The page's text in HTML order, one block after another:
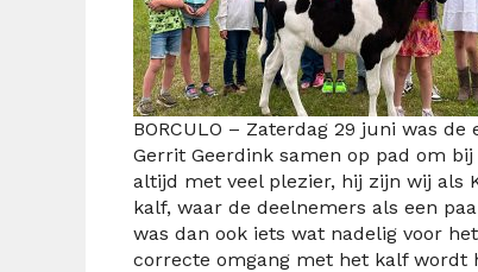
BORCULO – Zaterdag 29 juni was
Gerrit Geerdink samen op pad om
altijd met veel plezier, hij zijn wij als
kalf, waar de deelnemers als een
was dan ook iets wat nadelig voor
correcte omgang met het kalf wordt